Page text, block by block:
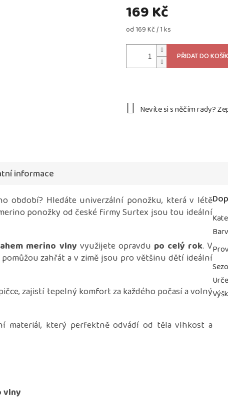
169 Kč
Měrná
od 169 Kč / 1 ks
PŘIDAT DO
informace
období? Hledáte univerzální ponožku, která v létě
ponožky od české firmy Surtex jsou tou ideální
merino vlny využijete opravdu po celý rok. V
pomůžou zahřát a v zimě jsou pro většinu dětí ideální
zajistí tepelný komfort za každého počasí a volný
materiál, který perfektně odvádí od těla vlhkost a
vlny